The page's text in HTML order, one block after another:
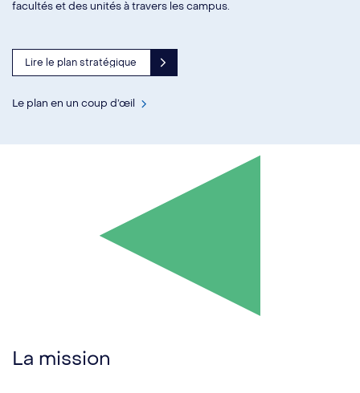
facultés et des unités à travers les campus.
Lire le plan stratégique
Le plan en un coup d’œil
La mission